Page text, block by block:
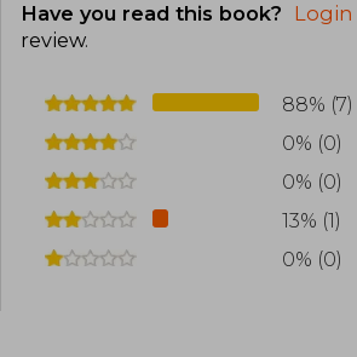
Have you read this book? Login
review.
88% (7)
0% (0)
0% (0)
13% (1)
0% (0)